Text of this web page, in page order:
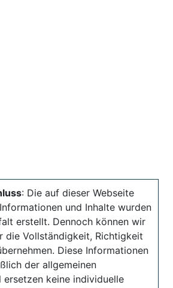
: Die auf dieser Webseite
und Inhalte wurden
erstellt. Dennoch können wir
die Vollständigkeit, Richtigkeit
Diese Informationen
der allgemeinen
ersetzen keine individuelle